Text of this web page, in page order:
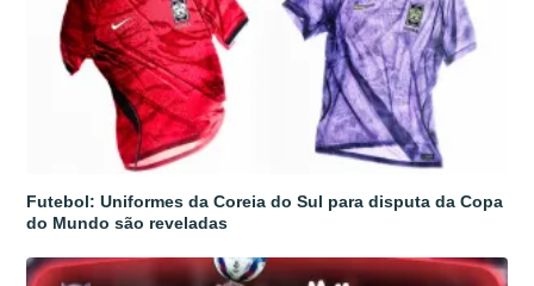
Futebol: Uniformes da Coreia do Sul para disputa da Copa
do Mundo são reveladas